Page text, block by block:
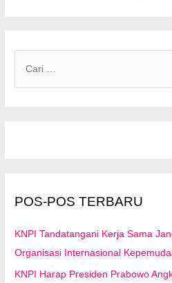
kPOS-POS TERBARU
KNPI Tandatangani Kerja Sama
Organisasi Internasional
KNPI Harap Presiden Prabowo